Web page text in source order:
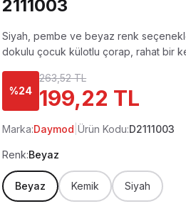
2111003
Siyah, pembe ve beyaz renk
dokulu çocuk külotlu çorap, rahat bir
%24
263,52 TL
199,22 TL
Marka:Daymod |Ürün Kodu:D2111003
Renk:Beyaz
Beyaz Kemik Siyah